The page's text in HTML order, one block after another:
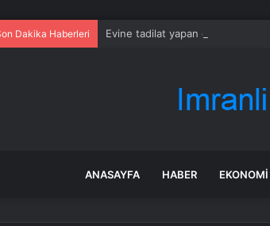
Dakika Haberleri Evine tadilat yapan çift, gizli
ANASAYFA HABER EKONOMI